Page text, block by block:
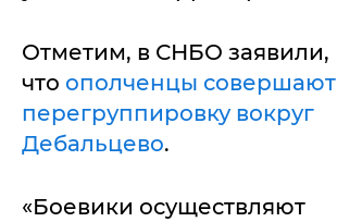
Отметим, в СНБО заявили,
что ополченцы совершают
перегруппировку вокруг
Дебальцево.
«Боевики осуществляют